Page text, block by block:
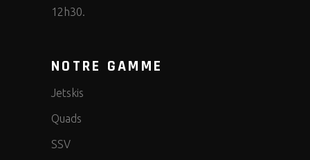
12h30.
NOTRE GAMME
Jetskis
Quads
SSV